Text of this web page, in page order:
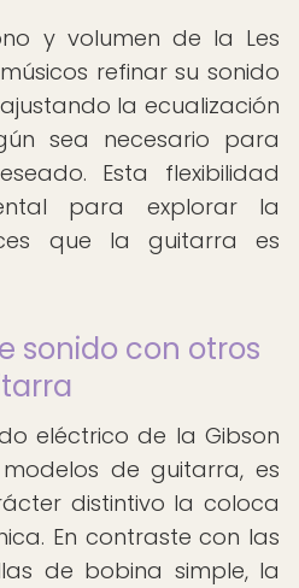
y volumen de la Les
refinar su sonido
la ecualización
sea necesario para
Esta flexibilidad
para explorar la
que la guitarra es
sonido con otros
eléctrico de la Gibson
de guitarra, es
distintivo la coloca
En contraste con las
de bobina simple, la